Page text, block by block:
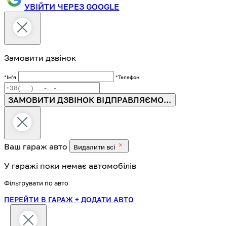
УВІЙТИ ЧЕРЕЗ GOOGLE
Замовити дзвінок
*Імʼя *Телефон
ЗАМОВИТИ ДЗВІНОК ВІДПРАВЛЯЄМО...
Ваш гараж авто Видалити всі
У гаражі поки немає автомобілів
Фільтрувати по авто
ПЕРЕЙТИ В ГАРАЖ + ДОДАТИ АВТО